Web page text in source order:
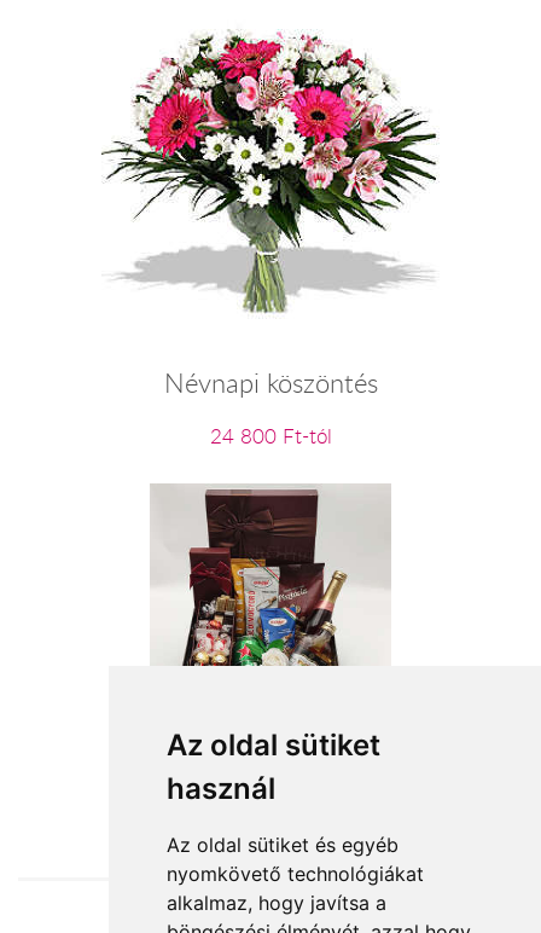
Az oldal sütiket
használ
Az oldal sütiket és egyéb
nyomkövető technológiákat
alkalmaz, hogy javítsa a
Névnapi köszöntés
24 800 Ft-tól
Bulihuligán - férfi ajándékcsomag
23 200 Ft-tól